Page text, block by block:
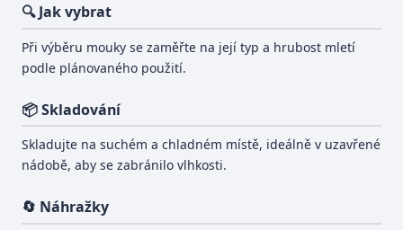
🔍 Jak vybrat
Při výběru mouky se zaměřte na její typ a hrubost mletí
podle plánovaného použití.
📦 Skladování
Skladujte na suchém a chladném místě, ideálně v uzavřené
nádobě, aby se zabránilo vlhkosti.
🔄 Náhražky